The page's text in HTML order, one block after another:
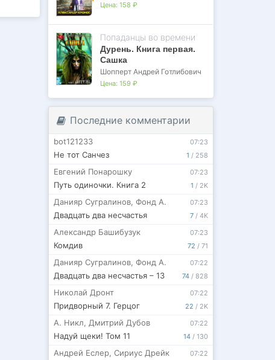
Цена: 158 ₽
Попаданцы во времени
Дурень. Книга первая.
Сашка
Шопперт Андрей Готлибович
Цена: 159 ₽
Последние комментарии
1 / 258
07:23
bot121233
Не тот Санчез
1 / 2K
07:23
Евгений Понарошку
Путь одиночки. Книга 2
7 / 4K
07:23
Данияр Сугралинов, Фонд А.
Двадцать два несчастья
72 / 71
07:23
Александр Башибузук
Комдив
74 / 828
07:22
Данияр Сугралинов, Фонд А.
Двадцать два несчастья – 13
22 / 2K
07:22
Николай Дронт
Придворный 7. Герцог
14 / 130
07:22
А. Никл, Дмитрий Дубов
Надуй щеки! Том 11
07:22
Андрей Еслер, Сириус Дрейк